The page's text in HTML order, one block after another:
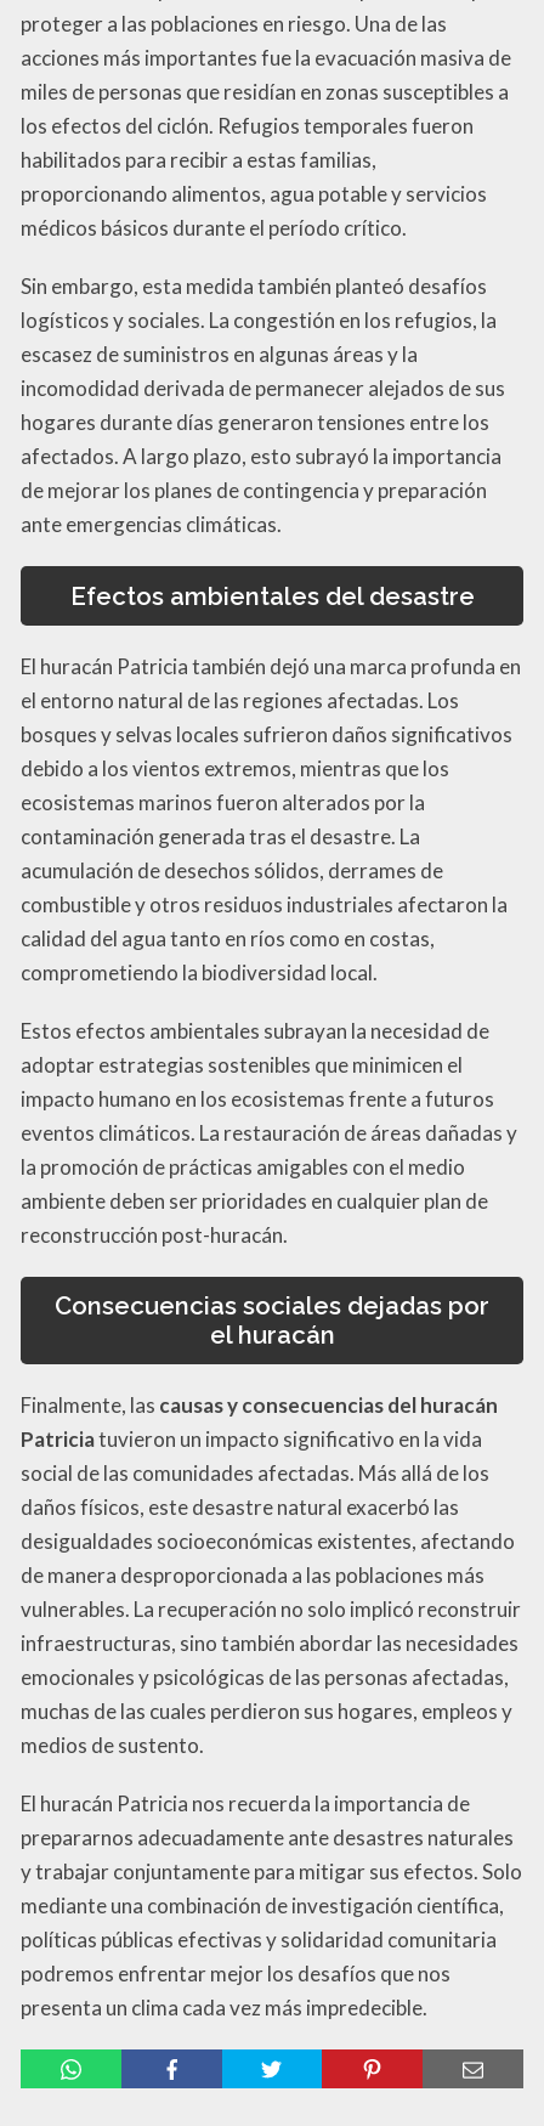
proteger a las poblaciones en riesgo. Una de las
acciones más importantes fue la evacuación masiva de
miles de personas que residían en zonas susceptibles a
los efectos del ciclón. Refugios temporales fueron
habilitados para recibir a estas familias,
proporcionando alimentos, agua potable y servicios
médicos básicos durante el período crítico.
Sin embargo, esta medida también planteó desafíos
logísticos y sociales. La congestión en los refugios, la
escasez de suministros en algunas áreas y la
incomodidad derivada de permanecer alejados de sus
hogares durante días generaron tensiones entre los
afectados. A largo plazo, esto subrayó la importancia
de mejorar los planes de contingencia y preparación
ante emergencias climáticas.
Efectos ambientales del desastre
El huracán Patricia también dejó una marca profunda en
el entorno natural de las regiones afectadas. Los
bosques y selvas locales sufrieron daños significativos
debido a los vientos extremos, mientras que los
ecosistemas marinos fueron alterados por la
contaminación generada tras el desastre. La
acumulación de desechos sólidos, derrames de
combustible y otros residuos industriales afectaron la
calidad del agua tanto en ríos como en costas,
comprometiendo la biodiversidad local.
Estos efectos ambientales subrayan la necesidad de
adoptar estrategias sostenibles que minimicen el
impacto humano en los ecosistemas frente a futuros
eventos climáticos. La restauración de áreas dañadas y
la promoción de prácticas amigables con el medio
ambiente deben ser prioridades en cualquier plan de
reconstrucción post-huracán.
Consecuencias sociales dejadas por
el huracán
Finalmente, las causas y consecuencias del huracán
Patriciatuvieron un impacto significativo en la vida
social de las comunidades afectadas. Más allá de los
daños físicos, este desastre natural exacerbó las
desigualdades socioeconómicas existentes, afectando
de manera desproporcionada a las poblaciones más
vulnerables. La recuperación no solo implicó reconstruir
infraestructuras, sino también abordar las necesidades
emocionales y psicológicas de las personas afectadas,
muchas de las cuales perdieron sus hogares, empleos y
medios de sustento.
El huracán Patricia nos recuerda la importancia de
prepararnos adecuadamente ante desastres naturales
y trabajar conjuntamente para mitigar sus efectos. Solo
mediante una combinación de investigación científica,
políticas públicas efectivas y solidaridad comunitaria
podremos enfrentar mejor los desafíos que nos
presenta un clima cada vez más impredecible.